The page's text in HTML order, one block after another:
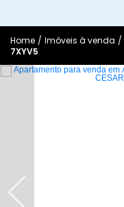
Home / Imóveis à venda /
7XYV5